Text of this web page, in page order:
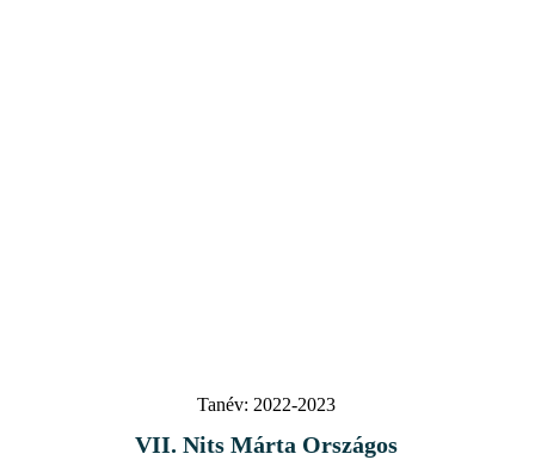
Tanév: 2022-2023
VII. Nits Márta Országos